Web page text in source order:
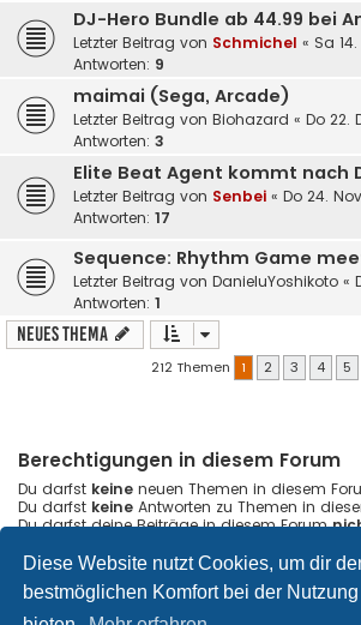
Diese Website nutzt Cookies, um dir
bestmöglichen Komfort bei der Nutzung
DJ-Hero Bundle ab 44.99 bei
Letzter Beitrag von Schmichel « Sa
Antworten: 9
maimai (Sega, Arcade)
Letzter Beitrag von Biohazard « Do 22.
Antworten: 3
Elite Beat Agent kommt nach
Letzter Beitrag von Senbei « Do 24. Nov
Antworten: 17
Sequence: Rhythm Game
Letzter Beitrag von DanieluYoshikoto «
Antworten: 1
Neues Thema
212 Themen 1 2 3 4 5
Berechtigungen in diesem Forum
Du darfst keine neuen Themen in diesem
Du darfst keine Antworten zu Themen in
Du darfst deine Beiträge in diesem Forum
Du darfstkeineDateianhänge in diesem
Foren-Übersicht